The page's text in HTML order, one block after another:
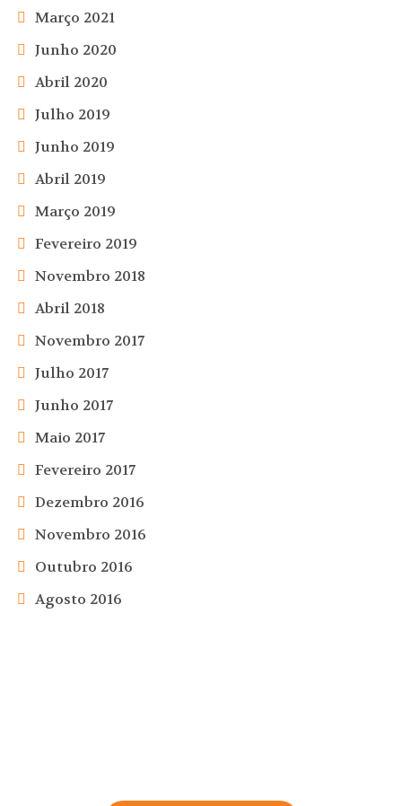
Março 2021
Junho 2020
Abril 2020
Julho 2019
Junho 2019
Abril 2019
Março 2019
Fevereiro 2019
Novembro 2018
Abril 2018
Novembro 2017
Julho 2017
Junho 2017
Maio 2017
Fevereiro 2017
Dezembro 2016
Novembro 2016
Outubro 2016
Agosto 2016